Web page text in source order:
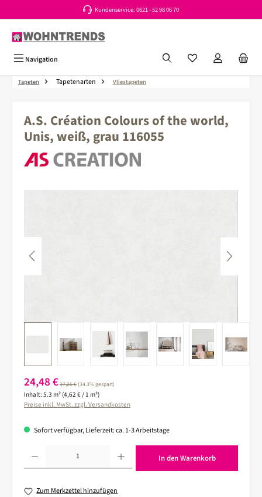
Kundenservice: 0621 - 52 98 06 70
Navigation Du hast 0 Produkte
Tapeten Tapetenarten Vliestapeten
A.S. Création Colours of the world,
Unis, weiß, grau 116055
Verkaufspreis:
24,48 €Regulärer Preis:
37,26 €(34.3% gespart)
Inhalt: 5.3 m² (4,62 € / 1 m²)
Preise inkl. MwSt. zzgl. Versandkosten
Sofort verfügbar, Lieferzeit: ca. 1-3 Arbeitstage
In den Warenkorb
Zum Merkzettel hinzufügen